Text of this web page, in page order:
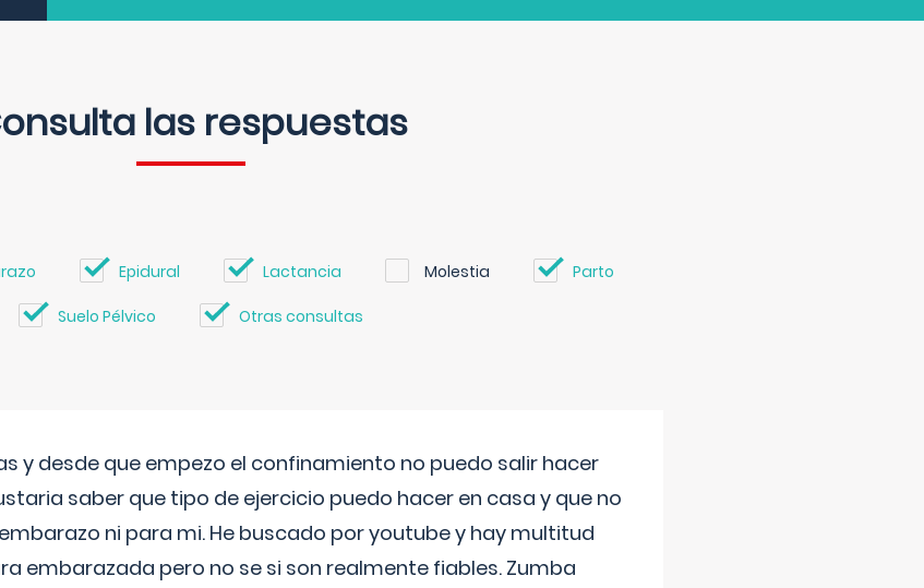
las respuestas
Epidural Lactancia Molestia Parto
Suelo Pélvico Otras consultas
y desde que empezo el confinamiento no puedo salir hacer
saber que tipo de ejercicio puedo hacer en casa y que no
ni para mi. He buscado por youtube y hay multitud
embarazada pero no se si son realmente fiables. Zumba